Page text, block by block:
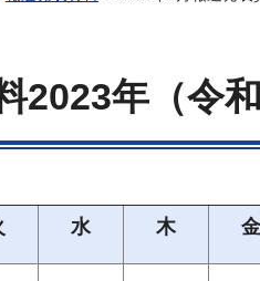
2023年（令
水 木 金